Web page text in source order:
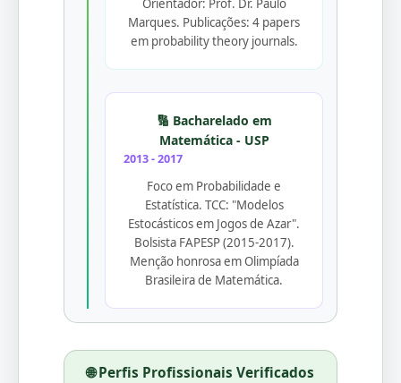
Orientador: Prof. Dr. Paulo
Marques. Publicações: 4 papers
em probability theory journals.
🔢 Bacharelado em
Matemática - USP
2013 - 2017
Foco em Probabilidade e
Estatística. TCC: "Modelos
Estocásticos em Jogos de Azar".
Bolsista FAPESP (2015-2017).
Menção honrosa em Olimpíada
Brasileira de Matemática.
🌐 Perfis Profissionais Verificados